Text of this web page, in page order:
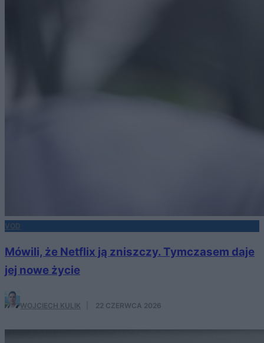
VOD
Mówili, że Netflix ją zniszczy. Tymczasem daje
jej nowe życie
WOJCIECH KULIK 22 CZERWCA 2026